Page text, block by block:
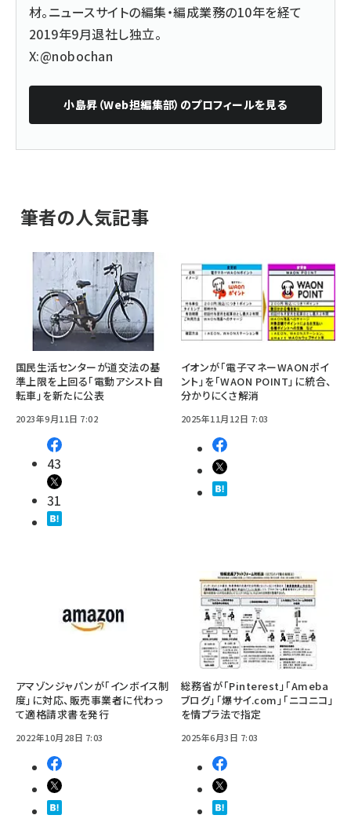
材。ニュースサイトの編集・編成業務の10年を経て
2019年9月退社し独立。
X:@nobochan
小島昇（Web担編集部） のプロフィールを見る
筆者の人気記事
国民生活センターが道交法の基
準上限を上回る「電動アシスト自
転車」を新たに公表
2023年9月11日 7:02
43
31
イオンが「電子マネーWAONポイ
ント」を「WAON POINT」に統合、
分かりにくさ解消
2025年11月12日 7:03
アマゾンジャパンが「インボイス制
度」に対応、販売事業者に代わっ
て適格請求書を発行
2022年10月28日 7:03
総務省が「Pinterest」「Ameba
ブログ」「爆サイ.com」「ニコニコ」
を情プラ法で指定
2025年6月3日 7:03